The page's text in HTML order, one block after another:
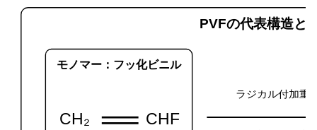
PVFの代表構造と
モノマー：フッ化ビニル
CH₂ CHF
ラジカル付加重